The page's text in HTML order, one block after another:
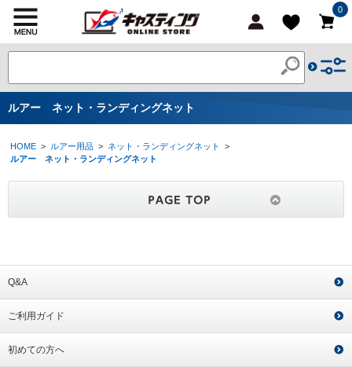
0
ルアー ネット・ランディングネット
HOME > ルアー用品 > ネット・ランディングネット
>
ルアー ネット・ランディングネット
Q&A
ご利用ガイド
初めての方へ